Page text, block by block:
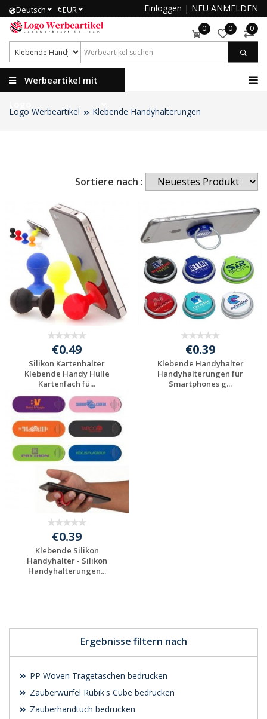
Deutsch €EUR Einloggen | NEU ANMELDEN
0 0 0
Werbeartikel mit
Logo Werbeartikel Klebende Handyhalterungen
Ergebnisse filtern nach
PP Woven Tragetaschen bedrucken
Zauberwürfel Rubik's Cube bedrucken
Zauberhandtuch bedrucken
Sortiere nach :
€0.49
Silikon Kartenhalter
Klebende Handy Hülle
Kartenfach fü...
Individuelles
Angebot anfordern
€0.39
Klebende Handyhalter
Handyhalterungen für
Smartphones g...
€0.39
Klebende Silikon
Handyhalter - Silikon
Handyhalterungen...